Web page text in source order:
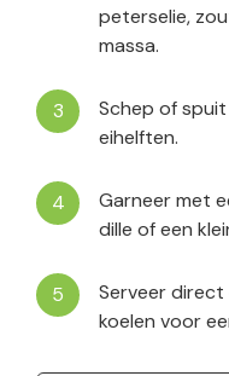
peterselie,
massa.
Schep of
eihelften.
Garneer met
dille of een
Serveer direct
koelen voor